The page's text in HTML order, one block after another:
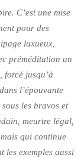
C’est une mise
pour des
luxueux,
préméditation un
jusqu’à
l’épouvante
les bravos et
meurtre légal,
qui continue
les exemples aussi